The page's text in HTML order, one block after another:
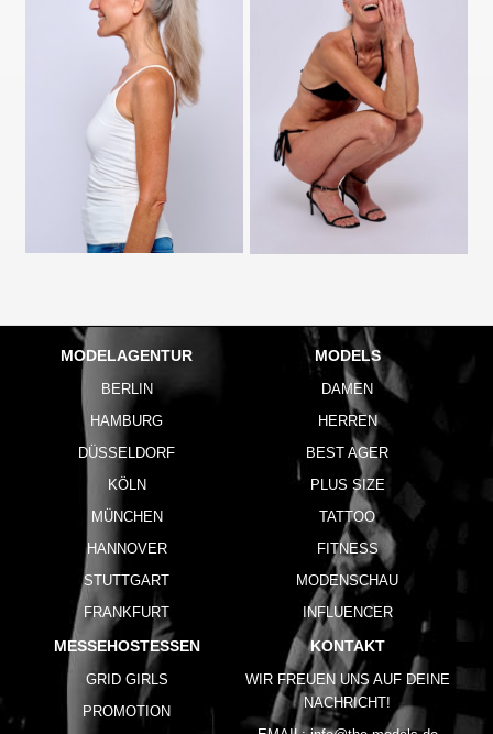
MODELAGENTUR
BERLIN
HAMBURG
DÜSSELDORF
KÖLN
MÜNCHEN
HANNOVER
STUTTGART
FRANKFURT
MODELS
DAMEN
HERREN
BEST AGER
PLUS SIZE
TATTOO
FITNESS
MODENSCHAU
INFLUENCER
MESSEHOSTESSEN
GRID GIRLS
PROMOTION
KONTAKT
WIR FREUEN UNS AUF DEINE
NACHRICHT!